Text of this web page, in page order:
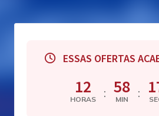
ESSAS OFERTAS
12
HORAS : 58
MIN :